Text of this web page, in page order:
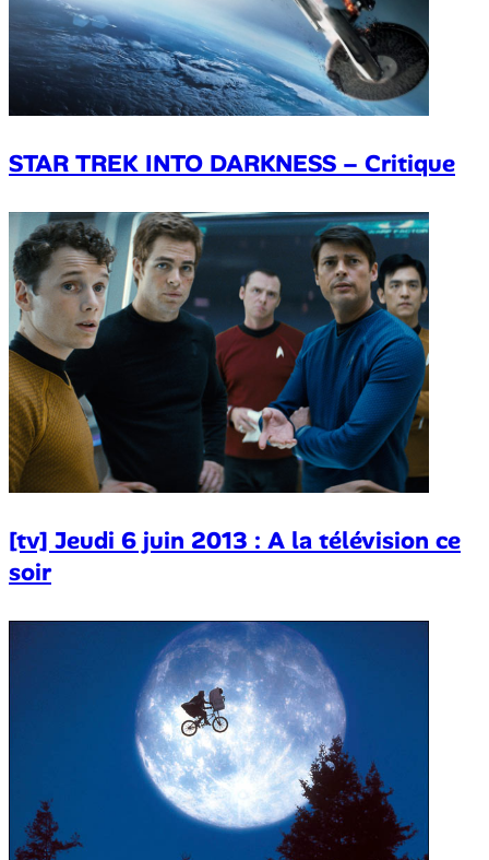
STAR TREK INTO DARKNESS – Critique
[tv] Jeudi 6 juin 2013 : A la télévision ce
soir